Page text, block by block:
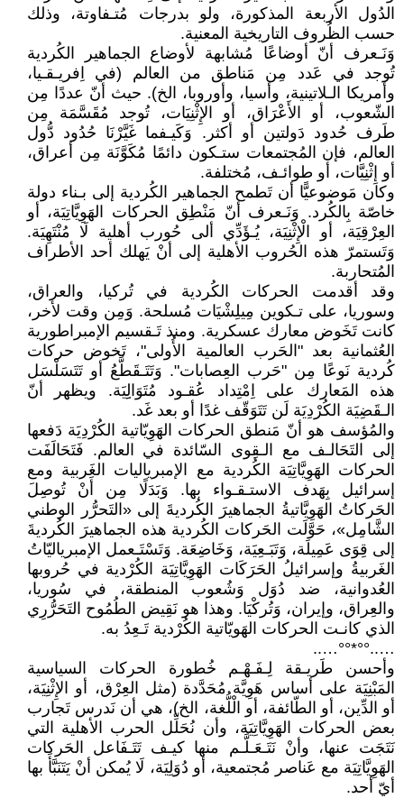
الدُول الأربعة المذكورة، ولو بدرجات مُتـفاوتة، وذلك
حسب الظُروف التاريخية المعنية.
وَنَـعرف أنّ أوضاعًا مُشابهة لأوضاع الجماهير الكُردية
تُوجد في عَدد مِن مَناطق من العالم (في اِفريـقـيا،
وأمريكا الـلاتينية، وأسيا، وأوروبا، الخ). حيث أنّ عددًا مِن
الشّعوب، أو الأَعْرَاق، أو الإِثْنِيَات، تُوجد مُقَسَّمَة مِن
طَرف حُدود دَولتين أو أكثر. وَكَيـفما غَيَّرْنَا حُدُود دُّول
العالم، فإن المُجتمعات ستـكون دائمًا مُكَوَّنَة مِن أعراق،
أو إِثْنِيَّات، أو طوائـف، مُختلفة.
وكان مَوضوعيًّا أن تَطمح الجماهير الكُردية إلى بـناء دولة
خاصّة بِالكُرد. وَنَـعرف أنّ مَنْطِق الحركات الهَوِيَّاتِيَة، أو
العِرْقِيَة، أو الْإِثْنِيَة، يُـؤَدِّي ألى حُورب أهلية لَا مُنْتَهِيَة.
وَتَستمرّ هذه الحُروب الأهلية إلى أنْ يَهلك أحد الأطراف
المُتحاربة.
وقد أقدمت الحركات الكُردية في تُركيا، والعراق،
وسوريا، على تـكوين مِيلِشْيَات مُسلحة. وَمِن وقت لأخر،
كانت تَخَوض معارك عسكرية. ومنذ تَـقسيم الإمبراطورية
العُثمانية بعد "الحَرب العالمية الأُولى"، تَخوض حركات
كُردية نَوعًا مِن "حَرب العِصابات". وَتَتَـقَطَّعُ أو تَتَسَلْسَل
هذه المَعارك على اِمْتِداد عُقـود مُتَوَالِِيَة. ويظهر أنّ
الـقَضِيَة الكُرْدِيَة لَن تَتَوَقّف غدًا أو بعد غَد.
والمُؤسف هو أنّ مَنطق الحركات الهَوِيّاتية الكُرْدِيَة دَفعها
إلى التَحَالـف مع الـقِوى السّائدة في العالم. فَتَحَالَفَت
الحركات الهَوِيَّاتِيَة الكُردية مع الإمبرياليات الغَربية ومع
إسرائيل بِهَدف الاستـقـواء بها. وَبَدَلًا مِن أَنْ تُوصِلَ
الحَركاتُ الهَوِيَّاتيةُ الجماهيرَ الكُرديةَ إلى «التَحرُّر الوطني
الشَّامِل»، حَوَّلَت الحَركات الكُردية هذه الجماهيرَ الكُرديةَ
إلى قِوَى عَمِيلَة، وَتَبَـعِيَة، وَخَاضِعَة. وَتَسْتَـعمل الإمبرياليّاتُ
الغَربيةُ وإسرائيلُ الحَرَكَات الهَوِيَّاتِيَة الكُرْدية في حُروبها
العُدوانية، ضد دُوَل وَشُعوب المنطقة، في سُوريا،
والعِراق، وإيران، وَتُركْيَا. وهذا هو نَقِيض الطُمُوح التَحَرُّرِي
الذي كانـت الحركات الهَويّاتية الكُرْدية تَـعِدُ به.
…..°°*°°…..
وأحسن طَريـقة لِـفَـهْـم خُطورة الحركات السياسية
المَبْنِيَة على أساس هَوِيَّة مُحَدَّدة (مثل العِرْق، أو الإِثْنِيَة،
أو الدِّين، أو الطّائفة، أو الْلُّغة، الخ)، هي أن نَدرس تَجارب
بعض الحركات الهَوِيَّاتِيَة، وأن نُحَلِّل الحرب الأهلية التي
نَتَجَت عنها، وأنْ نَتَـعَـلَّـم منها كيـف تَتَـفَاعل الحَركات
الهَوِيَّاتِيَة مع عَناصر مُجتمعية، أو دُوَلِيَة، لَا يُمكن أنْ يَتَنَبَّأَ بها
أيّ أحد.